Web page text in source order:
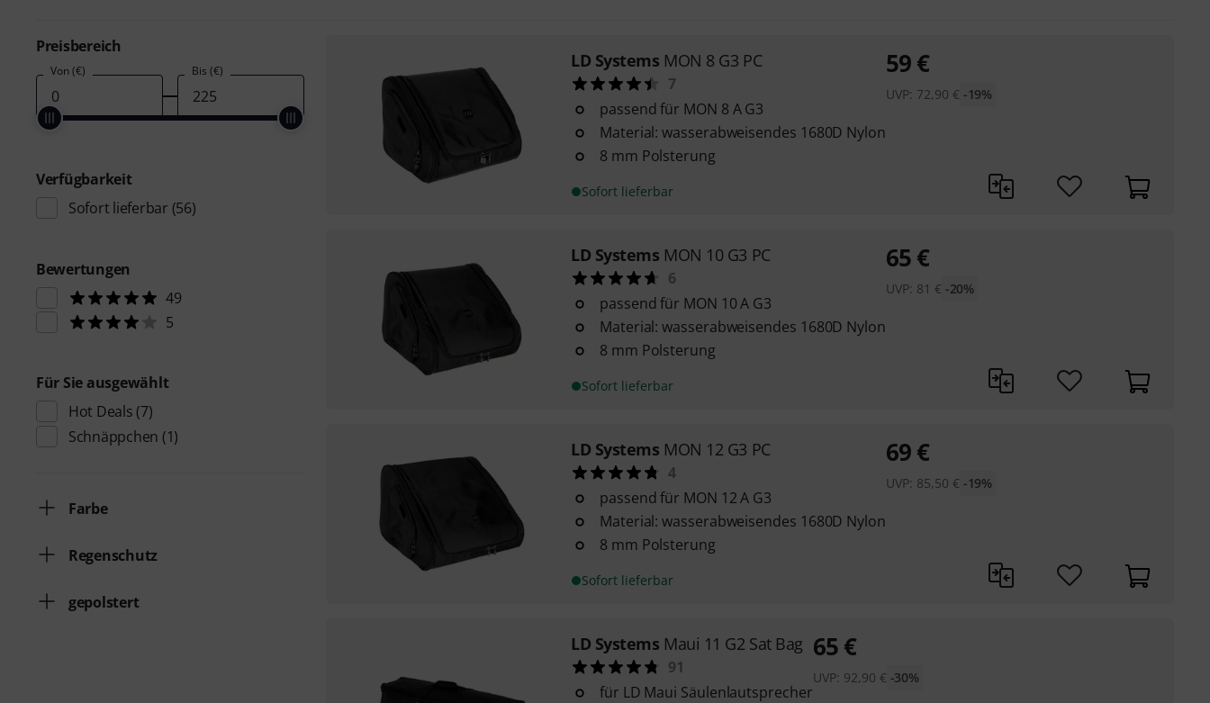
Preisbereich
Von (€) Bis (€)
Verfügbarkeit
Sofort lieferbar (56)
Bewertungen
49
5
Für Sie ausgewählt
Hot Deals (7)
Schnäppchen (1)
Farbe
Regenschutz
gepolstert
LD Systems MON 8 G3 PC
7
passend für MON 8 A G3
Material: wasserabweisendes 1680D Nylon
8 mm Polsterung
Sofort lieferbar
59€
UVP: 72,90 € -19%
LD Systems MON 10 G3 PC
6
passend für MON 10 A G3
Material: wasserabweisendes 1680D Nylon
8 mm Polsterung
Sofort lieferbar
65€
UVP: 81 € -20%
LD Systems MON 12 G3 PC
4
passend für MON 12 A G3
Material: wasserabweisendes 1680D Nylon
8 mm Polsterung
Sofort lieferbar
69€
UVP: 85,50 € -19%
LD Systems Maui 11 G2 Sat Bag
91
für LD Maui Säulenlautsprecher
65€
UVP: 92,90 € -30%